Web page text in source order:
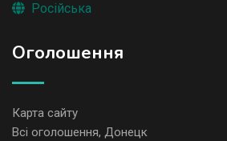
Російська
Оголошення
Карта сайту
Всі оголошення, Донецк